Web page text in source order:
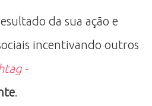
da sua ação e
incentivando outros
-
.